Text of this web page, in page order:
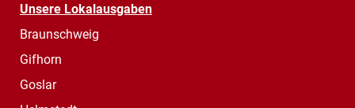
Unsere Lokalausgaben
Braunschweig
Gifhorn
Goslar